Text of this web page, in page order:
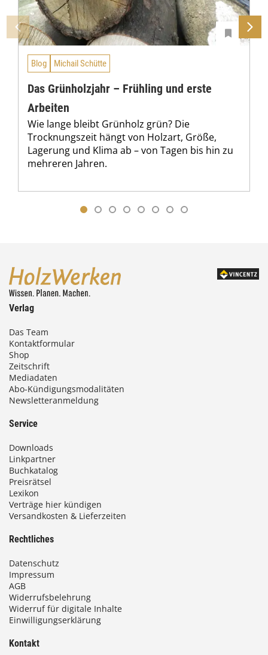
Blog Michail Schütte
Das Grünholzjahr – Frühling und erste
Arbeiten
Wie lange bleibt Grünholz grün? Die
Trocknungszeit hängt von Holzart, Größe,
Lagerung und Klima ab – von Tagen bis hin zu
mehreren Jahren.
Verlag
Das Team
Kontaktformular
Shop
Zeitschrift
Mediadaten
Abo-Kündigungsmodalitäten
Newsletteranmeldung
Service
Downloads
Linkpartner
Buchkatalog
Preisrätsel
Lexikon
Verträge hier kündigen
Versandkosten & Lieferzeiten
Rechtliches
Datenschutz
Impressum
AGB
Widerrufsbelehrung
Widerruf für digitale Inhalte
Einwilligungserklärung
Kontakt